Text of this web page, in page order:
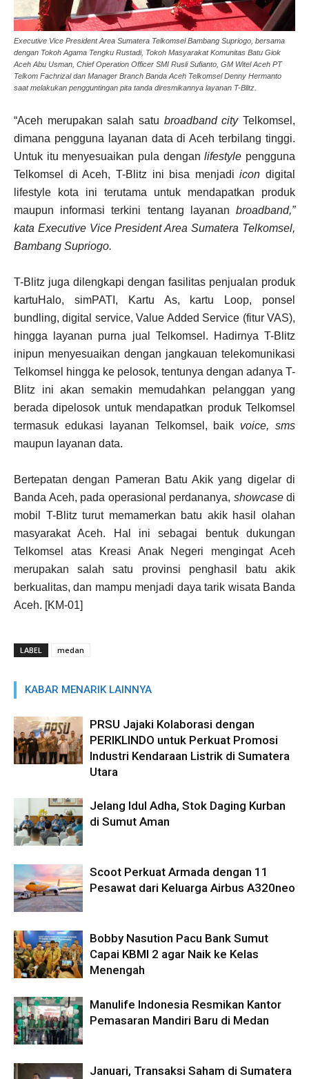
Executive Vice President Area Sumatera Telkomsel Bambang Supriogo, bersama
dengan Tokoh Agama Tengku Rustadi, Tokoh Masyarakat Komunitas Batu Giok
Aceh Abu Usman, Chief Operation Officer SMI Rusli Sufianto, GM Witel Aceh PT
Telkom Fachrizal dan Manager Branch Banda Aceh Telkomsel Denny Hermanto
saat melakukan pengguntingan pita tanda diresmikannya layanan T-Blitz.
“Aceh merupakan salah satu broadband cityTelkomsel,
dimana pengguna layanan data di Aceh terbilang tinggi.
Untuk itu menyesuaikan pula denganlifestyle pengguna
Telkomsel di Aceh, T-Blitz ini bisa menjadiicon digital
lifestyle kota ini terutama untuk mendapatkan produk
maupun informasi terkini tentang layanan broadband,”
kata Executive Vice President Area Sumatera Telkomsel,
Bambang Supriogo.
T-Blitz juga dilengkapi dengan fasilitas penjualan produk
kartuHalo, simPATI, Kartu As, kartu Loop, ponsel
bundling, digital service, Value Added Service (fitur VAS),
hingga layanan purna jual Telkomsel. Hadirnya T-Blitz
inipun menyesuaikan dengan jangkauan telekomunikasi
Telkomsel hingga ke pelosok, tentunya dengan adanya T-
Blitz ini akan semakin memudahkan pelanggan yang
berada dipelosok untuk mendapatkan produk Telkomsel
termasuk edukasi layanan Telkomsel, baik voice, sms
maupun layanan data.
Bertepatan dengan Pameran Batu Akik yang digelar di
Banda Aceh, pada operasional perdananya, showcase di
mobil T-Blitz turut memamerkan batu akik hasil olahan
masyarakat Aceh. Hal ini sebagai bentuk dukungan
Telkomsel atas Kreasi Anak Negeri mengingat Aceh
merupakan salah satu provinsi penghasil batu akik
berkualitas, dan mampu menjadi daya tarik wisata Banda
Aceh. [KM-01]
LABEL medan
KABAR MENARIK LAINNYA
PRSU Jajaki Kolaborasi dengan
PERIKLINDO untuk Perkuat Promosi
Industri Kendaraan Listrik di Sumatera
Utara
Jelang Idul Adha, Stok Daging Kurban
di Sumut Aman
Scoot Perkuat Armada dengan 11
Pesawat dari Keluarga Airbus A320neo
Bobby Nasution Pacu Bank Sumut
Capai KBMI 2 agar Naik ke Kelas
Menengah
Manulife Indonesia Resmikan Kantor
Pemasaran Mandiri Baru di Medan
Januari, Transaksi Saham di Sumatera